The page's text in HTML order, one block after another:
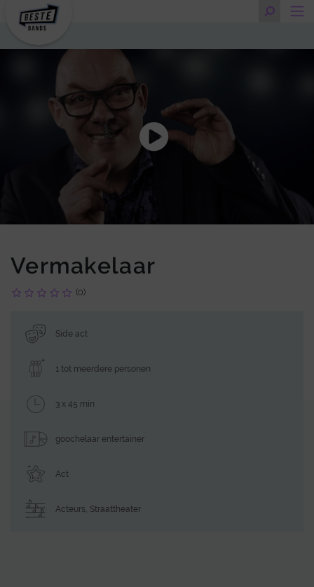
Vermakelaar
(0)
Side act
1 tot meerdere personen
3 x 45 min
goochelaar entertainer
Act
Acteurs, Straattheater